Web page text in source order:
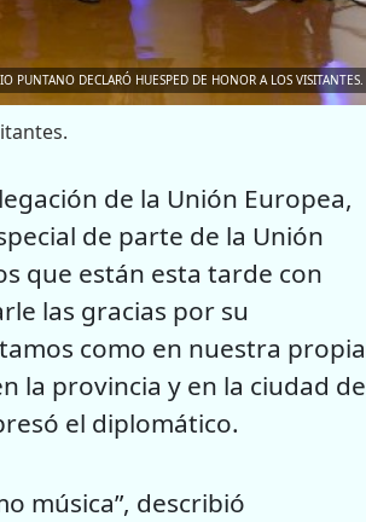
PUNTANO DECLARÓ HUESPED DE HONOR A LOS VISITANTES.
de la Unión Europea,
de parte de la Unión
que están esta tarde con
las gracias por su
como en nuestra propia
la provincia y en la ciudad de
el diplomático.
música”, describió